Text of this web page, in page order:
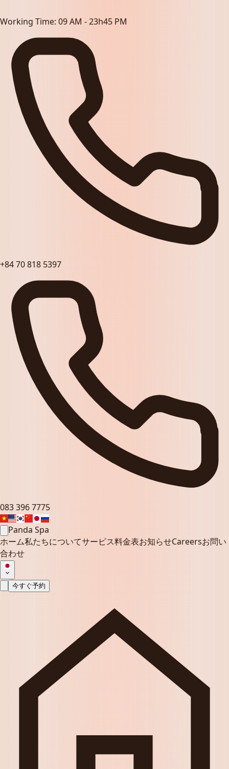
Working Time: 09 AM - 23h45 PM
+84 70 818 5397
083 396 7775
Panda Spa
ホーム私たちについてサービス料金表お知らせCareersお問い
合わせ
今すぐ予約